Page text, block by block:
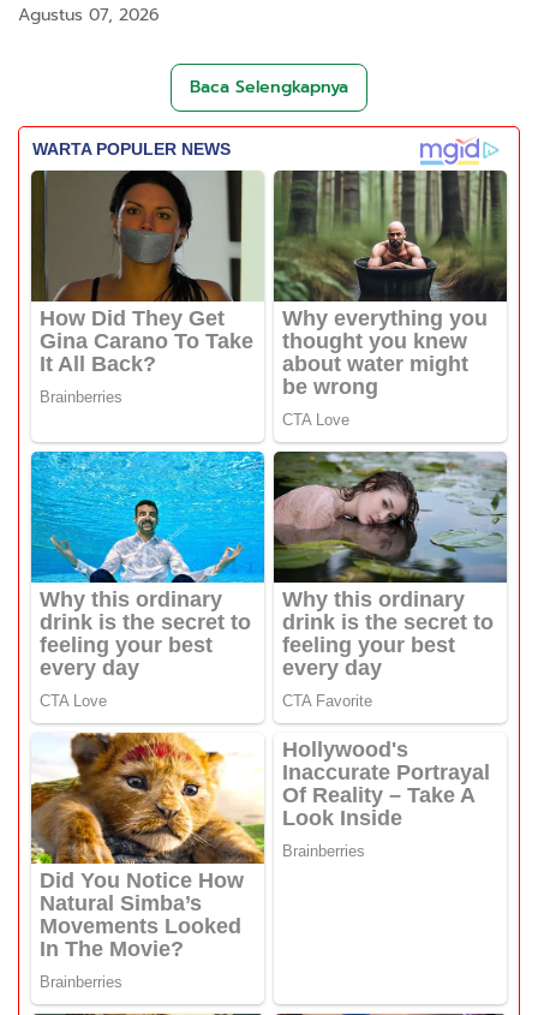
Agustus 07, 2026
Baca Selengkapnya